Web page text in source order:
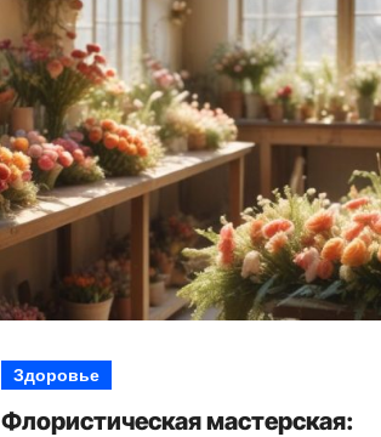
Здоровье
Флористическая мастерская: